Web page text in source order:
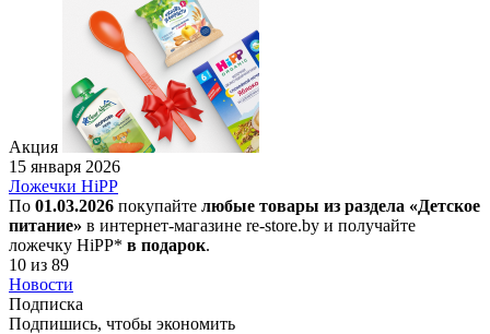
Акция
15 января 2026
Ложечки HiPP
По 01.03.2026 покупайте любые товары из раздела «Детское
питание» в интернет-магазине re-store.by и получайте
ложечку HiPP* в подарок.
10 из 89
Новости
Подписка
Подпишись, чтобы экономить